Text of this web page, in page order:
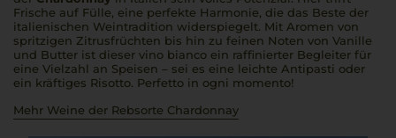
Frische auf Fülle, eine perfekte Harmonie, die das Beste der
italienischen Weintradition widerspiegelt. Mit Aromen von
spritzigen Zitrusfrüchten bis hin zu feinen Noten von Vanille
und Butter ist dieser vino bianco ein raffinierter Begleiter für
eine Vielzahl an Speisen – sei es eine leichte Antipasti oder
ein kräftiges Risotto. Perfetto in ogni momento!
Mehr Weine der Rebsorte Chardonnay